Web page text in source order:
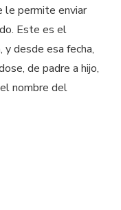
le permite enviar
Este es el
y desde esa fecha,
de padre a hijo,
nombre del